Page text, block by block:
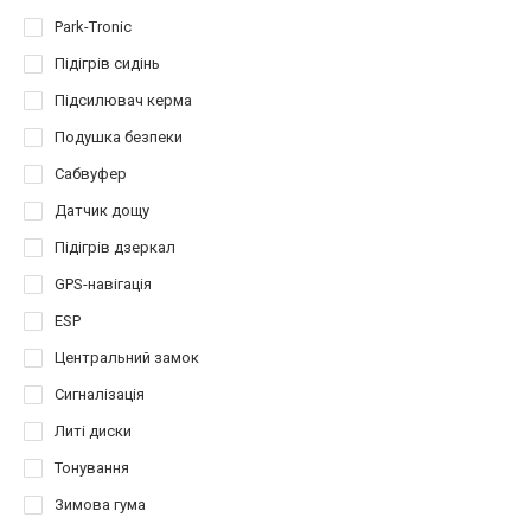
Park-Tronic
Підігрів сидінь
Підсилювач керма
Подушка безпеки
Сабвуфер
Датчик дощу
Підігрів дзеркал
GPS-навігація
ESP
Центральний замок
Сигналізація
Литі диски
Тонування
Зимова гума